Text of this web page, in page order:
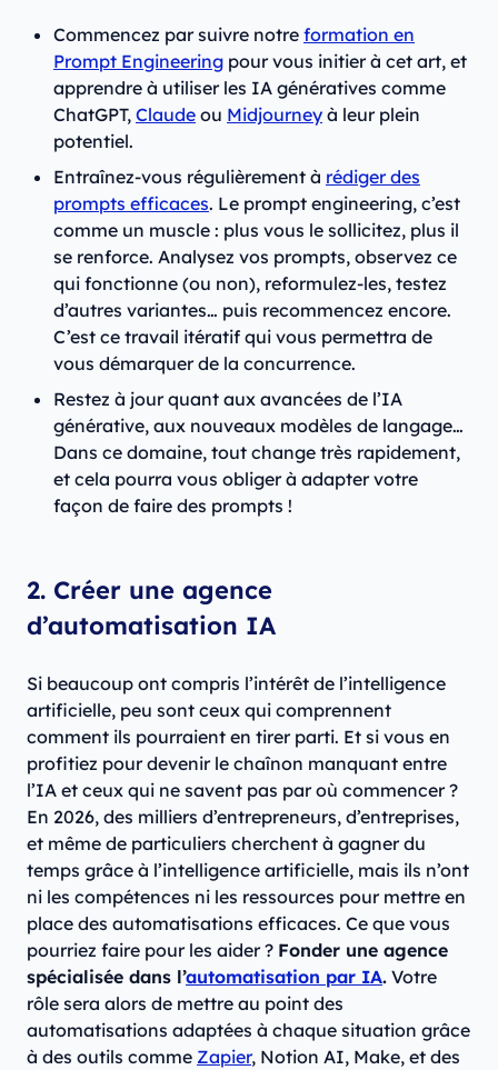
Commencez par suivre notre formation en
Prompt Engineering pour vous initier à cet art, et
apprendre à utiliser les IA génératives comme
ChatGPT, Claude ou Midjourney à leur plein
potentiel.
Entraînez-vous régulièrement à rédiger des
prompts efficaces. Le prompt engineering, c’est
comme un muscle : plus vous le sollicitez, plus il
se renforce. Analysez vos prompts, observez ce
qui fonctionne (ou non), reformulez-les, testez
d’autres variantes… puis recommencez encore.
C’est ce travail itératif qui vous permettra de
vous démarquer de la concurrence.
Restez à jour quant aux avancées de l’IA
générative, aux nouveaux modèles de langage…
Dans ce domaine, tout change très rapidement,
et cela pourra vous obliger à adapter votre
façon de faire des prompts !
2. Créer une agence
d’automatisation IA
Si beaucoup ont compris l’intérêt de l’intelligence
artificielle, peu sont ceux qui comprennent
comment ils pourraient en tirer parti. Et si vous en
profitiez pour devenir le chaînon manquant entre
l’IA et ceux qui ne savent pas par où commencer ?
En 2026, des milliers d’entrepreneurs, d’entreprises,
et même de particuliers cherchent à gagner du
temps grâce à l’intelligence artificielle, mais ils n’ont
ni les compétences ni les ressources pour mettre en
place des automatisations efficaces. Ce que vous
pourriez faire pour les aider ? Fonder une agence
spécialisée dans l’automatisation par IA. Votre
rôle sera alors de mettre au point des
automatisations adaptées à chaque situation grâce
à des outils comme Zapier, Notion AI, Make, et des